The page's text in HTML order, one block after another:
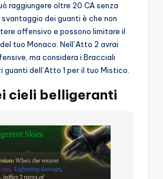
raggiungere oltre 20 CA senza
dei guanti è che non
offensivo e possono limitare il
tuo Monaco. Nell’Atto 2 avrai
ma considera i Bracciali
guanti dell’Atto 1 per il tuo Mistico.
cieli belligeranti